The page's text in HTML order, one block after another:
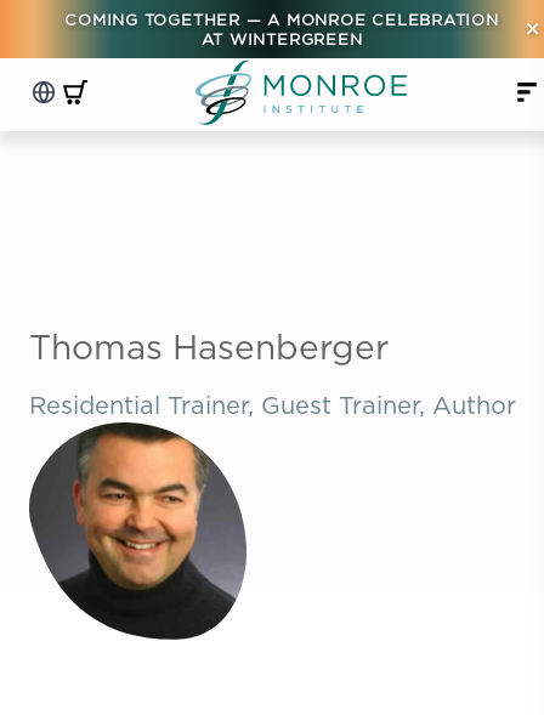
COMING TOGETHER — A MONROE CELEBRATION
AT WINTERGREEN
×
Thomas Hasenberger
Residential Trainer, Guest Trainer, Author